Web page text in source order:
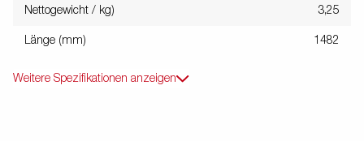
Nettogewicht / kg) 3,25
Länge (mm) 1482
Weitere Spezifikationen anzeigen